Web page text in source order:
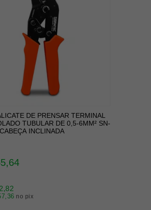
DE PRENSAR TERMINAL
TUBULAR DE 0,5-6MM² SN-
INCLINADA
no pix